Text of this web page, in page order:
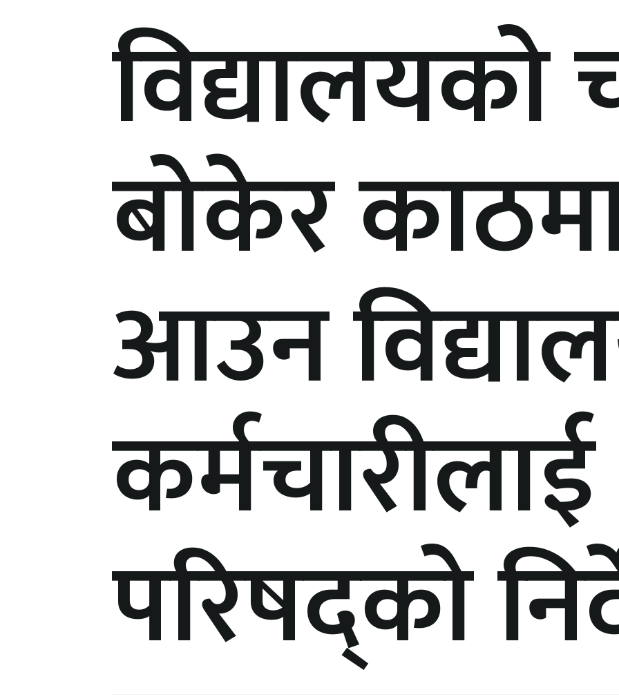
विद्यालयको
बोकेर
आउन
कर्मचारीलाई
परिषद्को